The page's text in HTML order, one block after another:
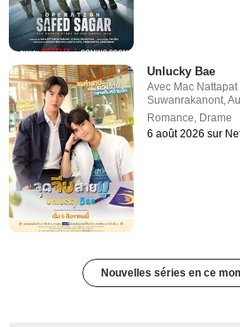
Unlucky Bae
Avec Mac
Suwanrakanont,
Romance, Drame
6 août 2026 sur
Nouvelles séries en ce